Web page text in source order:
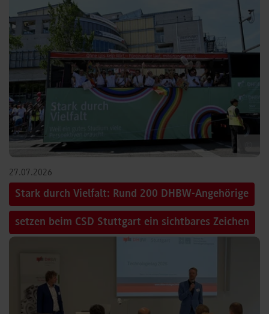
27.07.2026
Stark durch Vielfalt: Rund 200 DHBW-Angehörige
setzen beim CSD Stuttgart ein sichtbares Zeichen